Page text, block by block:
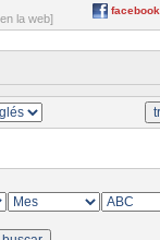
la web]
facebook